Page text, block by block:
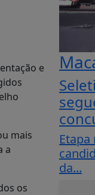
e
mais
a
os
da...